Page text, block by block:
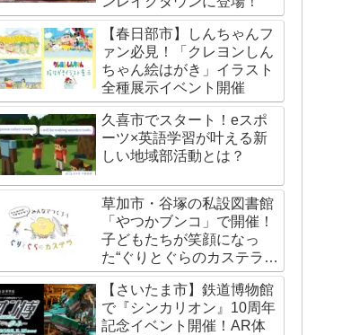
【春日部市】しんちゃんフ
ァン必見！「クレヨンしん
ちゃん絵はがき」イラスト
全種展示イベント開催
久喜市でスタート！eスポ
ーツ×英語学習が叶える新
しい地域部活動とは？
草加市・谷塚の私設図書館
「やつかブンコ」で開催！
子どもたちが笑顔になっ
た“ぐりとぐらのカステライ
ベント”レポート
【さいたま市】鉄道博物館
で『シンカリオン』10周年
記念イベント開催！AR体